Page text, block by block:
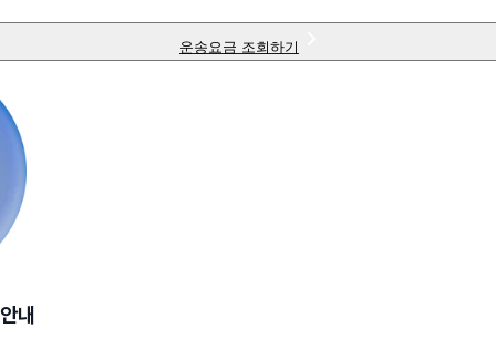
운송요금 조회하기
안내